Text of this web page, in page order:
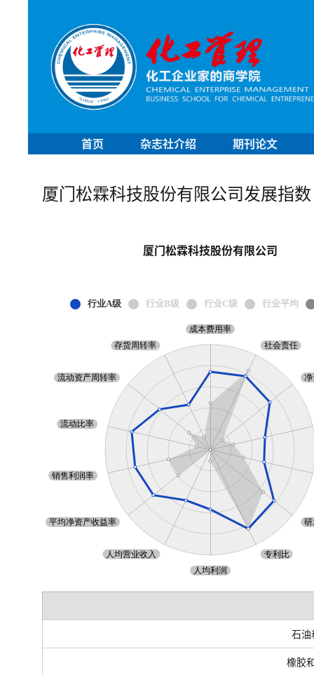
首页 杂志社介绍 期刊论文
厦门松霖科技股份有限公司发展指数
厦门松霖科技股份有限公司
石油
橡胶